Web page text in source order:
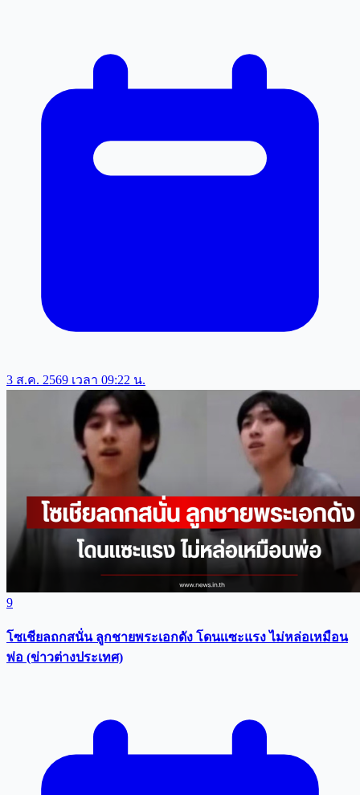
3 ส.ค. 2569 เวลา 09:22 น.
9
โซเชียลถกสนั่น ลูกชายพระเอกดัง โดนเเซะแรง ไม่หล่อเหมือน
พ่อ (ข่าวต่างประเทศ)